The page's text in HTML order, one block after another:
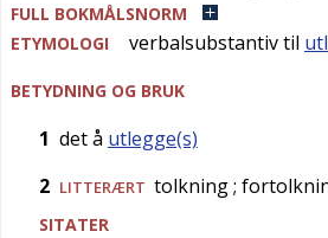
FULL BOKMÅLSNORM
ETYMOLOGI
verbalsubstantiv til
BETYDNING OG BRUK
1 det å utlegge(s)
2 LITTERÆRT tolkning;
SITATER